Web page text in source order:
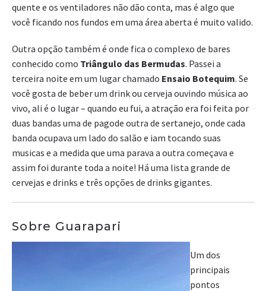
quente e os ventiladores não dão conta, mas é algo que
você ficando nos fundos em uma área aberta é muito valido.
Outra opção também é onde fica o complexo de bares
conhecido como Triângulo das Bermudas. Passei a
terceira noite em um lugar chamado Ensaio Botequim. Se
você gosta de beber um drink ou cerveja ouvindo música ao
vivo, ali é o lugar – quando eu fui, a atração era foi feita por
duas bandas uma de pagode outra de sertanejo, onde cada
banda ocupava um lado do salão e iam tocando suas
musicas e a medida que uma parava a outra começava e
assim foi durante toda a noite! Há uma lista grande de
cervejas e drinks e três opções de drinks gigantes.
Sobre Guarapari
Um dos
principais
pontos